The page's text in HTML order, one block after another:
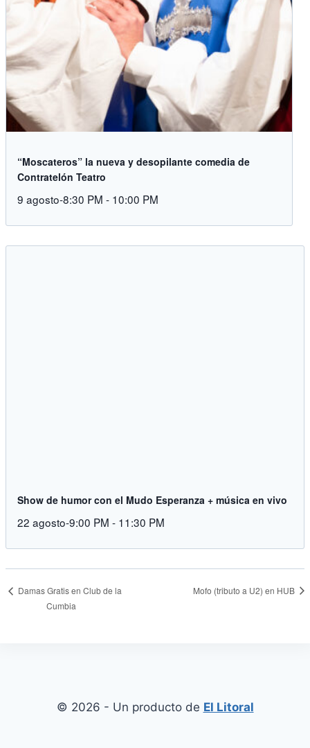
“Moscateros” la nueva y desopilante comedia de
Contratelón Teatro
9 agosto-8:30 PM - 10:00 PM
Show de humor con el Mudo Esperanza + música en vivo
22 agosto-9:00 PM - 11:30 PM
Damas Gratis en Club de la
Cumbia
Mofo (tributo a U2) en HUB
© 2026 - Un producto de El Litoral